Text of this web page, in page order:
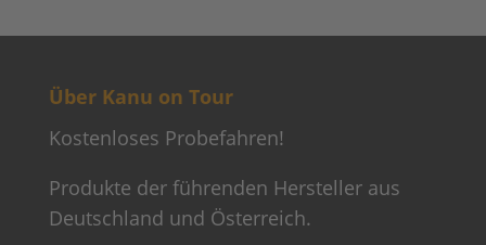
Über Kanu on Tour
Kostenloses Probefahren!
Produkte der führenden Hersteller aus
Deutschland und Österreich.